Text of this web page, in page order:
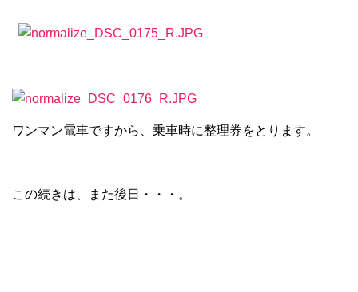
ワンマン電車ですから、乗車時に整理券をとります。
この続きは、また後日・・・。